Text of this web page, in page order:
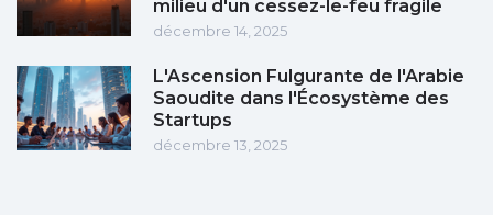
milieu d'un cessez-le-feu fragile
décembre 14, 2025
L'Ascension Fulgurante de l'Arabie
Saoudite dans l'Écosystème des
Startups
décembre 13, 2025